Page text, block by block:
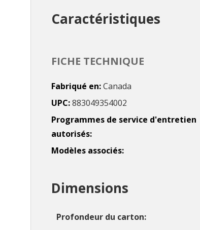
Caractéristiques
FICHE TECHNIQUE
Fabriqué en Canada
UPC 883049354002
Programmes de service d'entretien
autorisés
Modèles associés
Dimensions
Profondeur du carton